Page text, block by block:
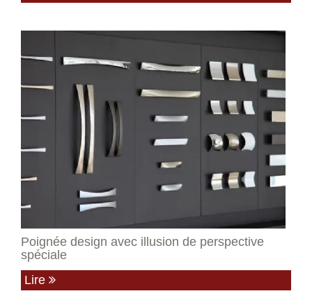
Poignée design avec illusion de perspective
spéciale
Lire